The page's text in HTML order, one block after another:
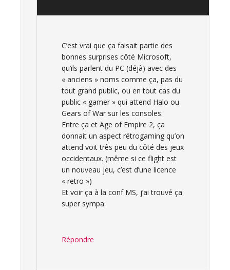
C’est vrai que ça faisait partie des
bonnes surprises côté Microsoft,
qu’ils parlent du PC (déjà) avec des
« anciens » noms comme ça, pas du
tout grand public, ou en tout cas du
public « gamer » qui attend Halo ou
Gears of War sur les consoles.
Entre ça et Age of Empire 2, ça
donnait un aspect rétrogaming qu’on
attend voit très peu du côté des jeux
occidentaux. (même si ce flight est
un nouveau jeu, c’est d’une licence
« retro »)
Et voir ça à la conf MS, j’ai trouvé ça
super sympa.
Répondre